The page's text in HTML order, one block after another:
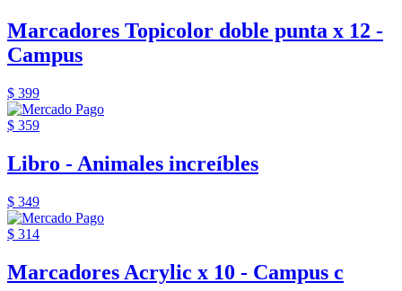
Marcadores Topicolor doble punta x 12 -
Campus
$ 399
$ 359
Libro - Animales increíbles
$ 349
$ 314
Marcadores Acrylic x 10 - Campus c